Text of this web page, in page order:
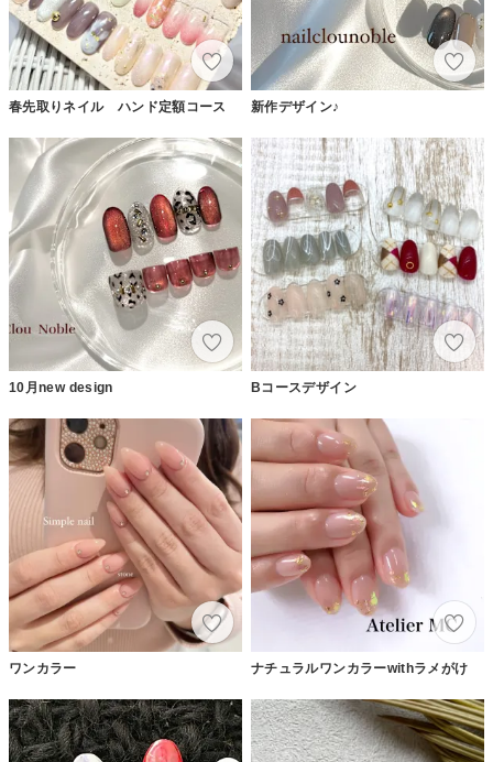
春先取りネイル ハンド定額コース 新作デザイン♪
10月new design Bコースデザイン
ワンカラー ナチュラルワンカラーwithラメがけ